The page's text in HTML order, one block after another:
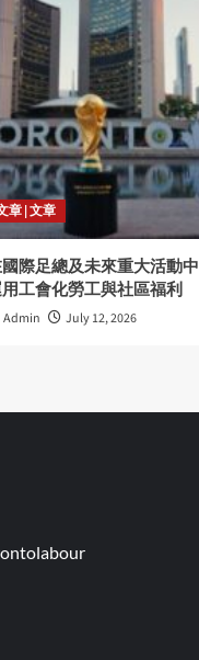
章 | 文章
際足總及未來重大活動中
工會化勞工與社區福利
Admin July 12, 2026